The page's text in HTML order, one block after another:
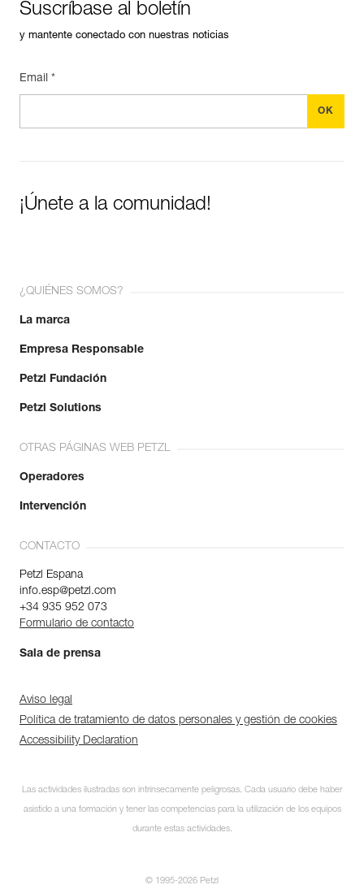
Suscríbase al boletín
y mantente conectado con nuestras noticias
Email *
¡Únete a la comunidad!
¿QUIÉNES SOMOS?
La marca
Empresa Responsable
Petzl Fundación
Petzl Solutions
OTRAS PÁGINAS WEB PETZL
Operadores
Intervención
CONTACTO
Petzl Espana
info.esp@petzl.com
+34 935 952 073
Formulario de contacto
Sala de prensa
Aviso legal
Política de tratamiento de datos personales y gestión de cookies
Accessibility Declaration
Las actividades ilustradas son intrínsecamente peligrosas. Cada usuario debe haber
asistido a una formación y tener las competencias para la utilización de los equipos
durante estas actividades.
© 1995-2026 Petzl